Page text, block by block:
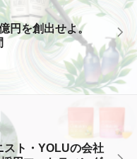
円を創出せよ。
スト・YOLUの会社